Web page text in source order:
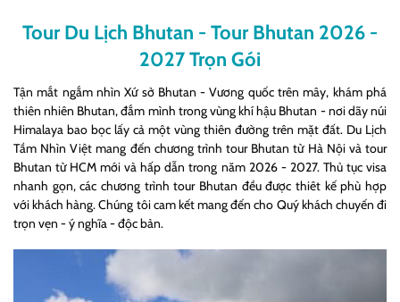
Tour Du Lịch Bhutan - Tour Bhutan 2026 -
2027Trọn Gói
Tận mắt ngắm nhìn Xứ sở Bhutan - Vương quốc trên mây, khám phá
thiên nhiên Bhutan, đắm mình trong vùng khí hậu Bhutan - nơi dãy núi
Himalaya bao bọc lấy cả một vùng thiên đường trên mặt đất. Du Lịch
Tầm Nhìn Việt mang đến chương trình tour Bhutan từ Hà Nội và tour
Bhutan từ HCM mới và hấp dẫn trong năm 2026 - 2027. Thủ tục visa
nhanh gọn, các chương trình tour Bhutan đều được thiêt kế phù hợp
với khách hàng. Chúng tôi cam kết mang đến cho Quý khách chuyến đi
trọn vẹn - ý nghĩa - độc bản.